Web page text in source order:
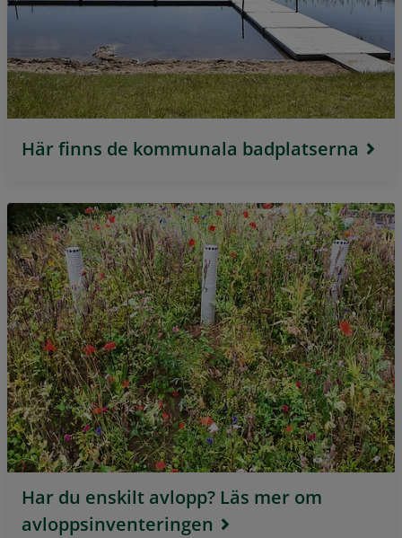
Här finns de kommunala badplatserna
Har du enskilt avlopp? Läs mer om
avloppsinventeringen